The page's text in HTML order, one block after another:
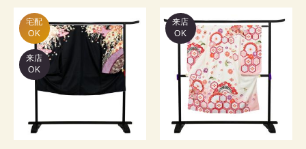
宅配
OK
来店
OK
来店
OK